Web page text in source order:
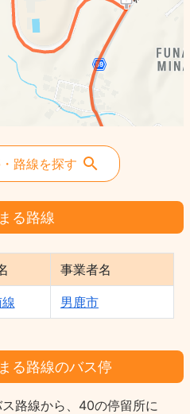
路線を探す
る路線
事業者名
男鹿市
る路線のバス停
路線から、40の停留所に